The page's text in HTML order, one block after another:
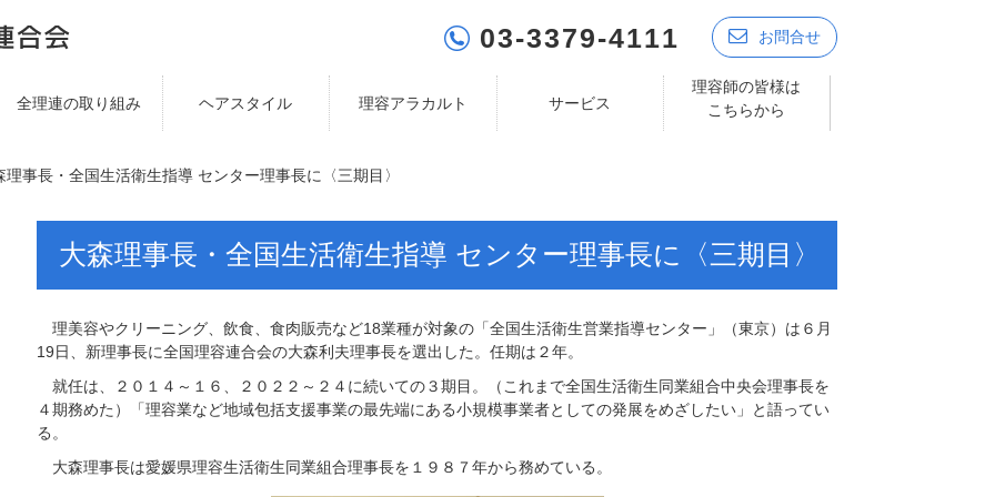
03-3379-4111 お問合せ
全理連の取り組み ヘアスタイル 理容アラカルト サービス
理容師の皆様は
こちらから
理事長・全国生活衛生指導 センター理事長に〈三期目〉
大森理事長・全国生活衛生指導 センター理事長に〈三期目〉
理美容やクリーニング、飲食、食肉販売など18業種が対象の「全国生活衛生営業指導センター」（東京）は６月
19日、新理事長に全国理容連合会の大森利夫理事長を選出した。任期は２年。
就任は、２０１４～１６、２０２２～２４に続いての３期目。（これまで全国生活衛生同業組合中央会理事長を
４期務めた）「理容業など地域包括支援事業の最先端にある小規模事業者としての発展をめざしたい」と語ってい
る。
大森理事長は愛媛県理容生活衛生同業組合理事長を１９８７年から務めている。